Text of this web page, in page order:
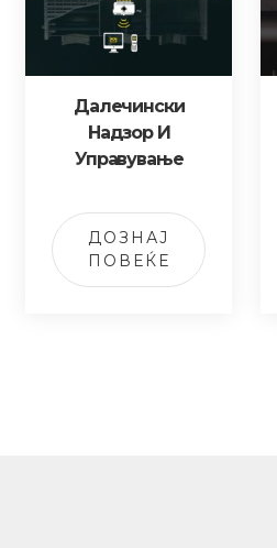
Далечински
Надзор И
Управување
ДОЗНАЈ
ПОВЕЌЕ